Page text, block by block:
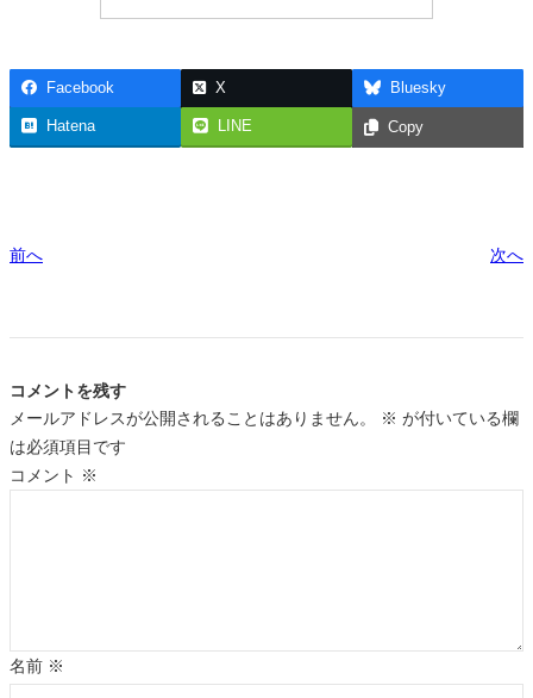
Facebook X Bluesky
Hatena LINE Copy
前へ 次へ
コメントを残す
メールアドレスが公開されることはありません。
※ が付いている欄
は必須項目です
コメント ※
名前 ※